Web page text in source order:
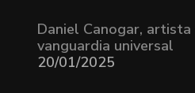
Daniel Canogar, artista
vanguardia universal
20/01/2025